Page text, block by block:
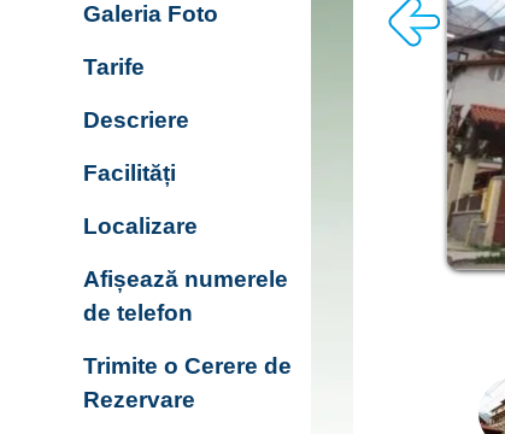
Galeria Foto
Tarife
Descriere
Facilități
Localizare
Afișează numerele
de telefon
Trimite o Cerere de
Rezervare